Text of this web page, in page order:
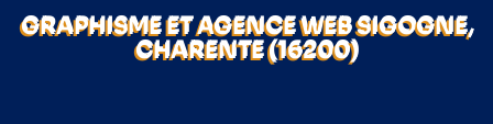
GRAPHISME ET AGENCE WEB SIGOGNE,
CHARENTE (16200)